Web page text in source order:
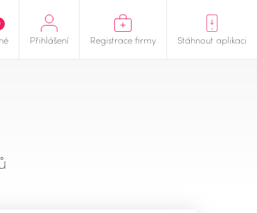
Přihlášení Registrace firmy Stáhnout aplikaci